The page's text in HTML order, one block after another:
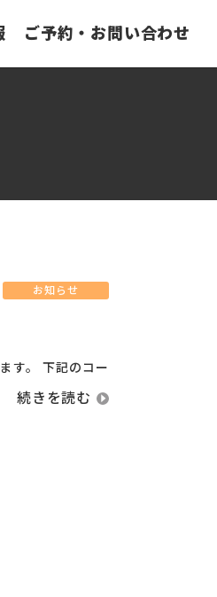
ご予約・お問い合わせ
お知らせ
す。 下記のコー